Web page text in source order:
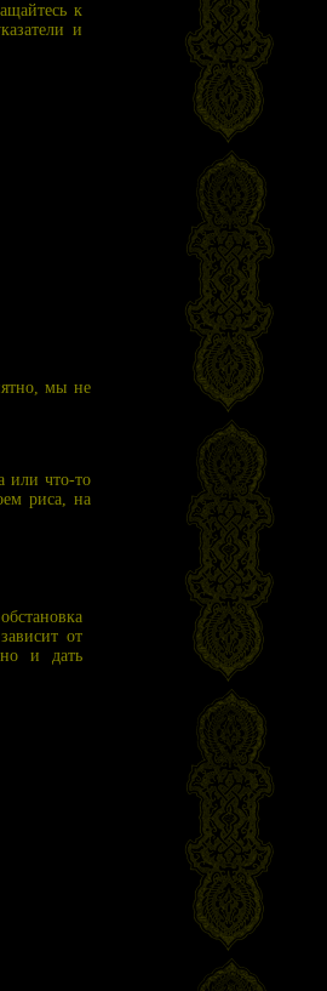
к
и
мы не
или что-то
риса, на
от
но и дать